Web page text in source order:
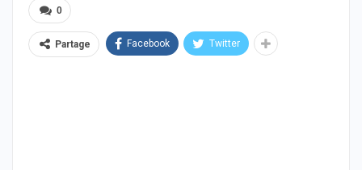
0
Partage Facebook Twitter